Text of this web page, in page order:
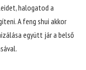
halogatod a
A feng shui akkor
együtt jár a belső